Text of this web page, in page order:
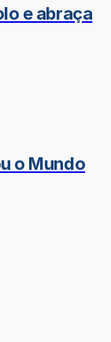
e abraça
o Mundo